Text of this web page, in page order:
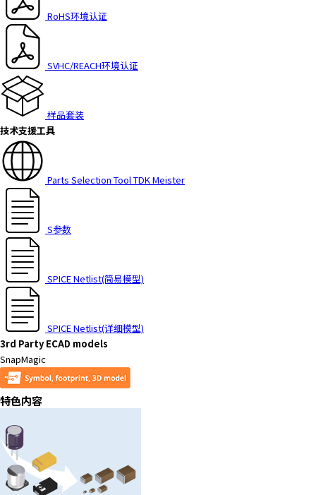
RoHS环境认证
SVHC/REACH环境认证
样品套装
技术支援工具
Parts Selection Tool TDK Meister
S参数
SPICE Netlist(简易模型)
SPICE Netlist(详细模型)
3rd Party ECAD models
SnapMagic
特色内容